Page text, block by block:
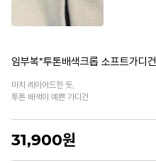
임부복*투톤배색크롭 소프트가디건
마치 레이어드한 듯,
투톤 배색이 예쁜 가디건
31,900원